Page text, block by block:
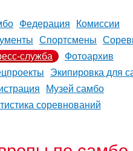
Федерация
Комиссии
Спортсмены
служба
Фотоархив
Экипировка для
Музей самбо
соревнований